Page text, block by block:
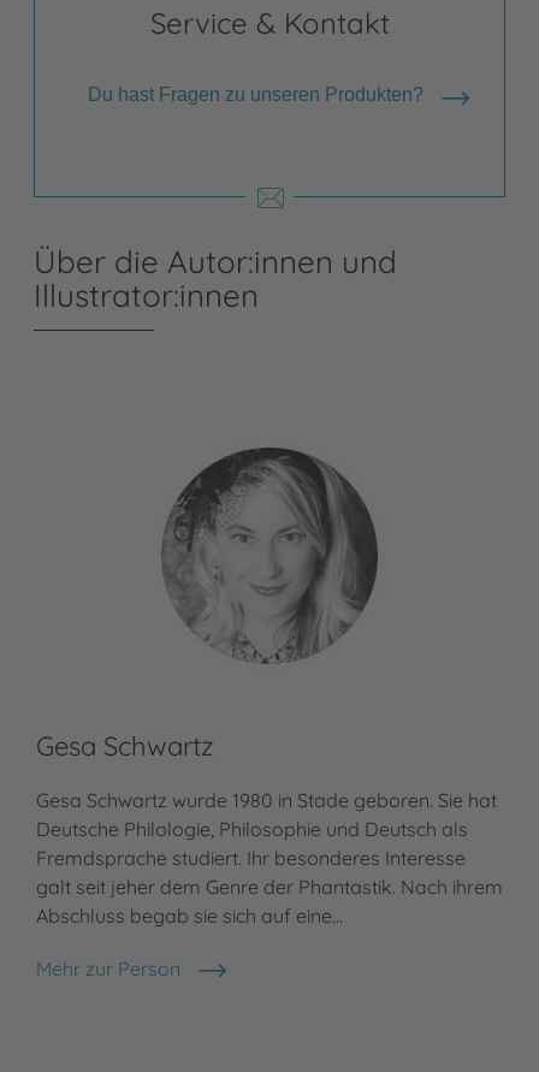
Service & Kontakt
Du hast Fragen zu unseren Produkten?
Über die Autor:innen und
Illustrator:innen
Gesa Schwartz
Gesa Schwartz wurde 1980 in Stade geboren. Sie hat
Deutsche Philologie, Philosophie und Deutsch als
Fremdsprache studiert. Ihr besonderes Interesse
galt seit jeher dem Genre der Phantastik. Nach ihrem
Abschluss begab sie sich auf eine…
Mehr zur Person
Gesa Schwartz